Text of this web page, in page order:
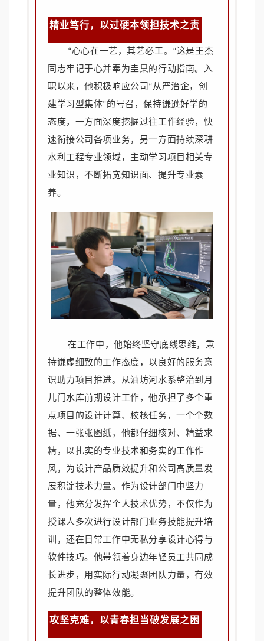
精业笃行，以过硬本领担技术之责
“心心在一艺，其艺必工。”这是王杰
同志牢记于心并奉为圭臬的行动指南。入
职以来，他积极响应公司“从严治企，创
建学习型集体”的号召，保持谦逊好学的
态度，一方面深度挖掘过往工作经验，快
速衔接公司各项业务，另一方面持续深耕
水利工程专业领域，主动学习项目相关专
业知识，不断拓宽知识面、提升专业素
养。
在工作中，他始终坚守底线思维，秉
持谦虚细致的工作态度，以良好的服务意
识助力项目推进。从油坊河水系整治到月
儿门水库前期设计工作，他承担了多个重
点项目的设计计算、校核任务，一个个数
据、一张张图纸，他都仔细核对、精益求
精，以扎实的专业技术和务实的工作作
风，为设计产品质效提升和公司高质量发
展积淀技术力量。作为设计部门中坚力
量，他充分发挥个人技术优势，不仅作为
授课人多次进行设计部门业务技能提升培
训，还在日常工作中无私分享设计心得与
软件技巧。他带领着身边年轻员工共同成
长进步，用实际行动凝聚团队力量，有效
提升团队的整体效能。
攻坚克难，以青春担当破发展之困